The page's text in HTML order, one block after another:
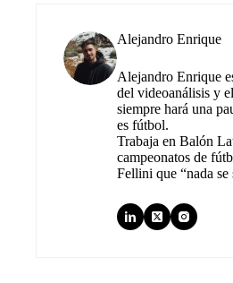
Alejandro Enrique
Alejandro Enrique
del videoanálisis y
siempre hará una
es fútbol.
Trabaja en Balón
campeonatos de
Fellini que “nada se